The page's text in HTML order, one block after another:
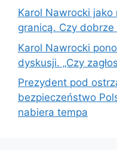
Karol Nawrocki
granicą. Czy
Karol Nawrocki
dyskusji. „Czy
Prezydent pod
bezpieczeństwo
nabiera tempa